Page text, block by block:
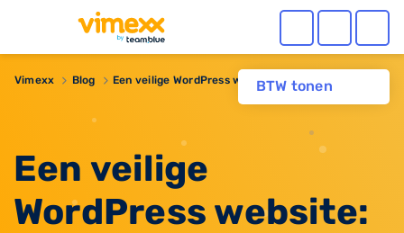
BTW tonen
Vimexx Blog Een veilige WordPress website: vijf tips
Een veilige
WordPress website: